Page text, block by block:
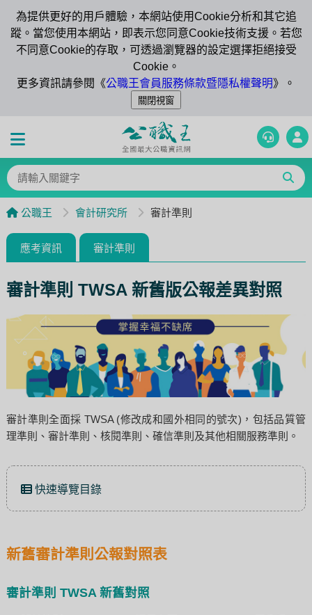
為提供更好的用戶體驗，本網站使用Cookie分析和其它追
蹤。當您使用本網站，即表示您同意Cookie技術支援。若您
不同意Cookie的存取，可透過瀏覽器的設定選擇拒絕接受
Cookie。
更多資訊請參閱《公職王會員服務條款暨隱私權聲明》。
公職王 會計研究所 審計準則
應考資訊 審計準則
審計準則 TWSA 新舊版公報差異對照
審計準則全面採 TWSA (修改成和國外相同的號次)，包括品質管
理準則、審計準則、核閱準則、確信準則及其他相關服務準則。
快速導覽目錄
新舊審計準則公報對照表
審計準則 TWSA 新舊對照